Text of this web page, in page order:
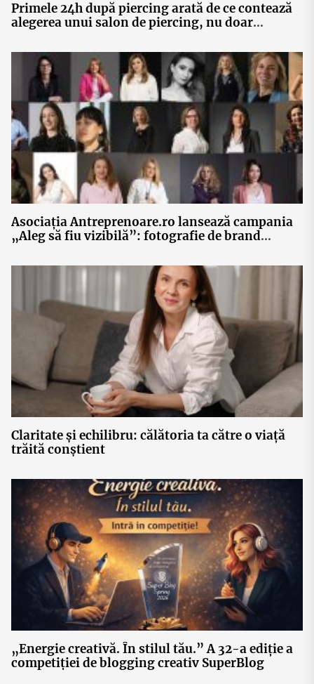
Primele 24h după piercing arată de ce contează
alegerea unui salon de piercing, nu doar
Asociația Antreprenoare.ro lansează campania
„Aleg să fiu vizibilă”: fotografie de brand
femeilor antreprenor din România
Claritate și echilibru: călătoria ta către o viață
trăită conștient
„Energie creativă. În stilul tău.” A 32-a ediție a
competiției de blogging creativ SuperBlog